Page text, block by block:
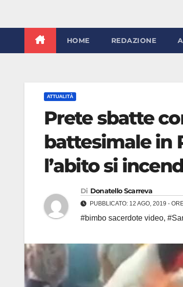
HOME REDAZIONE
ATTUALITÀ
Prete sbatte
battesimale in
l’abito si
Di Donatello Scarreva
PUBBLICATO: 12 AGO, 2019 -
#bimbo sacerdote video,